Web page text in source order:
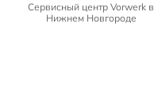
Сервисный центр Vorwerk в
Нижнем Новгороде